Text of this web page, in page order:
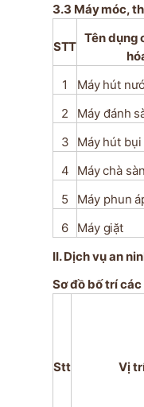
3.3 Máymóc,
STT
Têndụng
1
Máy hút
2
Máy đánh
3
Máy hút bụi
4
Máychà sàn
5
Máy phun
6
Máy giặt
II. Dịch vụ an
Sơ đồ bố trí
Stt Vị